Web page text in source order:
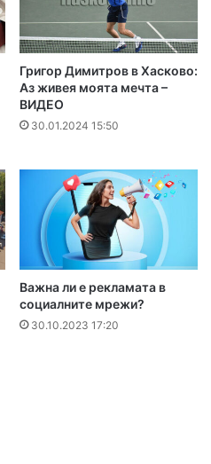
Григор Димитров в Хасково:
Аз живея моята мечта –
ВИДЕО
30.01.2024 15:50
Важна ли е рекламата в
социалните мрежи?
30.10.2023 17:20